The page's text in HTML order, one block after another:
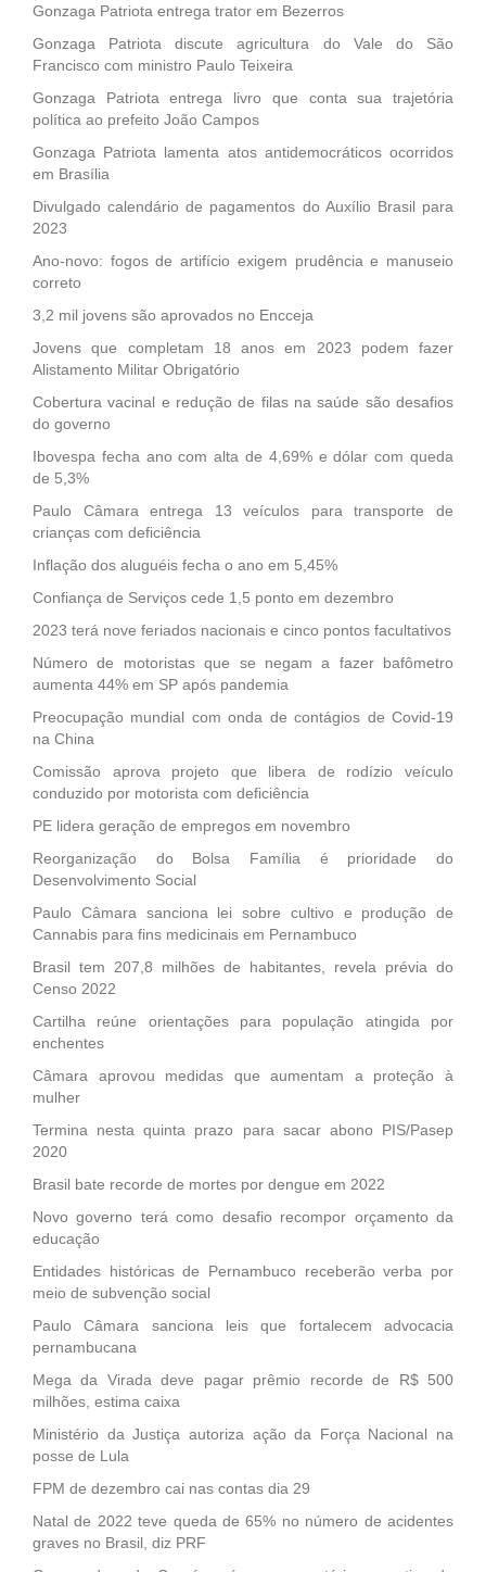
Gonzaga Patriota entrega trator em Bezerros
Gonzaga Patriota discute agricultura do Vale do São
Francisco com ministro Paulo Teixeira
Gonzaga Patriota entrega livro que conta sua trajetória
política ao prefeito João Campos
Gonzaga Patriota lamenta atos antidemocráticos ocorridos
em Brasília
Divulgado calendário de pagamentos do Auxílio Brasil para
2023
Ano-novo: fogos de artifício exigem prudência e manuseio
correto
3,2 mil jovens são aprovados no Encceja
Jovens que completam 18 anos em 2023 podem fazer
Alistamento Militar Obrigatório
Cobertura vacinal e redução de filas na saúde são desafios
do governo
Ibovespa fecha ano com alta de 4,69% e dólar com queda
de 5,3%
Paulo Câmara entrega 13 veículos para transporte de
crianças com deficiência
Inflação dos aluguéis fecha o ano em 5,45%
Confiança de Serviços cede 1,5 ponto em dezembro
2023 terá nove feriados nacionais e cinco pontos facultativos
Número de motoristas que se negam a fazer bafômetro
aumenta 44% em SP após pandemia
Preocupação mundial com onda de contágios de Covid-19
na China
Comissão aprova projeto que libera de rodízio veículo
conduzido por motorista com deficiência
PE lidera geração de empregos em novembro
Reorganização do Bolsa Família é prioridade do
Desenvolvimento Social
Paulo Câmara sanciona lei sobre cultivo e produção de
Cannabis para fins medicinais em Pernambuco
Brasil tem 207,8 milhões de habitantes, revela prévia do
Censo 2022
Cartilha reúne orientações para população atingida por
enchentes
Câmara aprovou medidas que aumentam a proteção à
mulher
Termina nesta quinta prazo para sacar abono PIS/Pasep
2020
Brasil bate recorde de mortes por dengue em 2022
Novo governo terá como desafio recompor orçamento da
educação
Entidades históricas de Pernambuco receberão verba por
meio de subvenção social
Paulo Câmara sanciona leis que fortalecem advocacia
pernambucana
Mega da Virada deve pagar prêmio recorde de R$ 500
milhões, estima caixa
Ministério da Justiça autoriza ação da Força Nacional na
posse de Lula
FPM de dezembro cai nas contas dia 29
Natal de 2022 teve queda de 65% no número de acidentes
graves no Brasil, diz PRF